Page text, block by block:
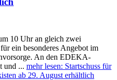
10 Uhr an gleich zwei
ein besonderes Angebot im
An den EDEKA-
und ... mehr lesen: Startschuss für
ab 29. August erhältlich